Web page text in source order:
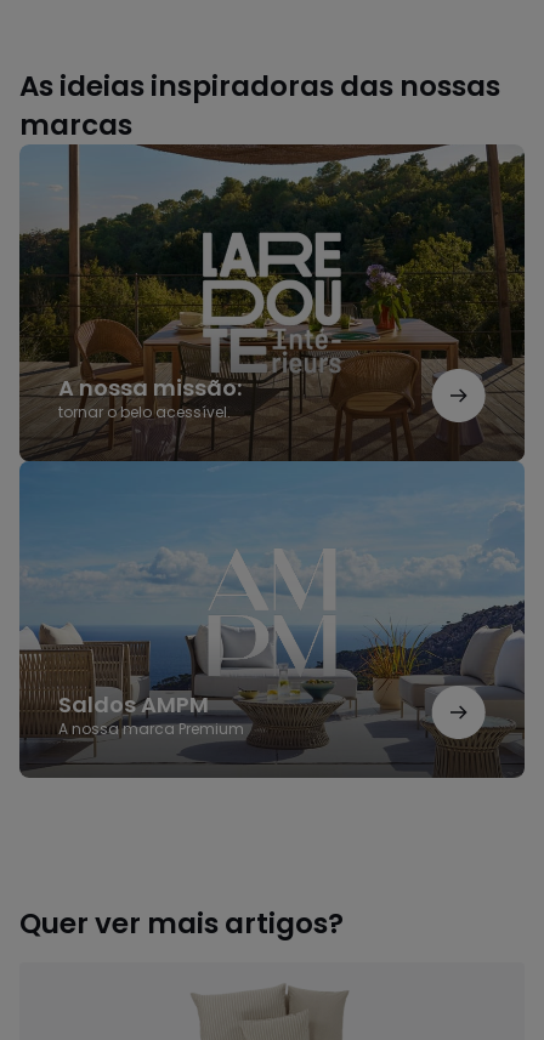
As ideias inspiradoras das nossas
marcas
A nossa missão:
tornar o belo acessível.
A
nossa
Saldos AMPM
A nossa marca Premium
Saldos
Quer ver mais artigos?